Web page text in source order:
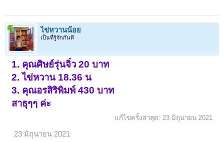
ไข่หวานน้อย
เป็นที่รู้จักกันดี
1. คุณศิษย์รุ่นจิ๋ว 20 บาท
2. ไข่หวาน 18.36 น
3. คุณอรสิริพิมพ์ 430 บาท
สาธุๆๆ ค่ะ
แก้ไขครั้งล่าสุด: 23 มิถุนายน 2021
23 มิถุนายน 2021